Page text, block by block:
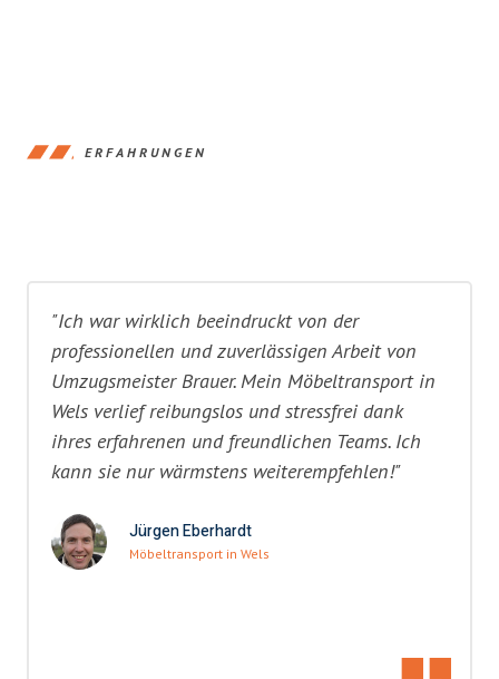
ERFAHRUNGEN
"Ich war wirklich beeindruckt von der
professionellen und zuverlässigen Arbeit von
Umzugsmeister Brauer. Mein Möbeltransport in
Wels verlief reibungslos und stressfrei dank
ihres erfahrenen und freundlichen Teams. Ich
kann sie nur wärmstens weiterempfehlen!"
Jürgen Eberhardt
Möbeltransport in Wels